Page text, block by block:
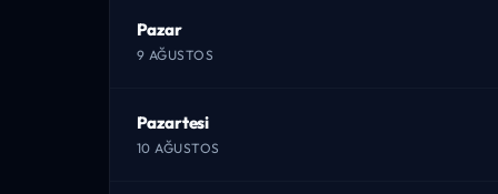
Pazar
9 AĞUSTOS
Pazartesi
10 AĞUSTOS